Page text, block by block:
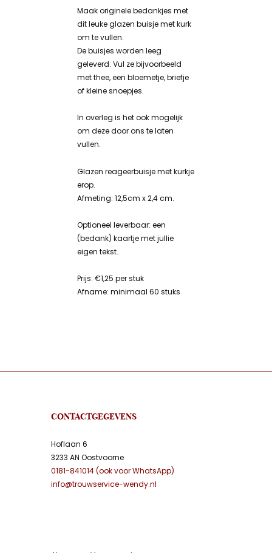
Maak originele bedankjes met
dit leuke glazen buisje met kurk
om te vullen.
De buisjes worden leeg
geleverd. Vul ze bijvoorbeeld
met thee, een bloemetje, briefje
of kleine snoepjes.
In overleg is het ook mogelijk
om deze door ons te laten
vullen.
Glazen reageerbuisje met kurkje
erop.
Afmeting: 12,5cm x 2,4 cm.
Optioneel leverbaar: een
(bedank) kaartje met jullie
eigen tekst.
Prijs: €1,25 per stuk
Afname: minimaal 60 stuks
CONTACTGEGEVENS
Hoflaan 6
3233 AN Oostvoorne
0181-841014 (ook voor WhatsApp)
info@trouwservice-wendy.nl